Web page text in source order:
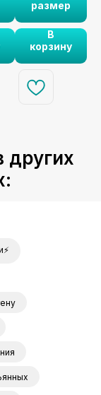
размер
В
корзину
других